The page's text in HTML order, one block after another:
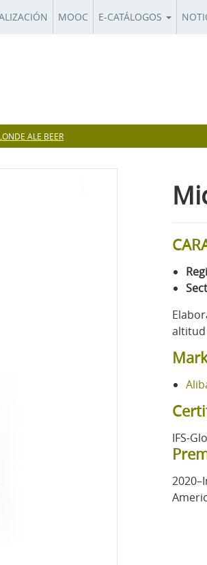
MOOC E-CATÁLOGOS
ALE BEER
altitud
IFS-